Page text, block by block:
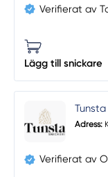
Verifierat av
Lägg till snickare
Tunsta
Adress:
Verifierat av